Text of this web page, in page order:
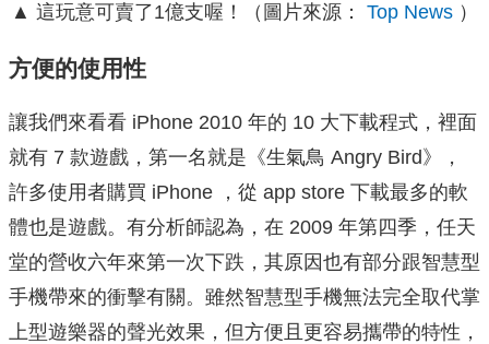
▲ 這玩意可賣了1億支喔！（圖片來源： Top News ）
方便的使用性
讓我們來看看 iPhone 2010 年的 10 大下載程式，裡面
就有 7 款遊戲，第一名就是《生氣鳥 Angry Bird》，
許多使用者購買 iPhone ，從 app store 下載最多的軟
體也是遊戲。有分析師認為，在 2009 年第四季，任天
堂的營收六年來第一次下跌，其原因也有部分跟智慧型
手機帶來的衝擊有關。雖然智慧型手機無法完全取代掌
上型遊樂器的聲光效果，但方便且更容易攜帶的特性，